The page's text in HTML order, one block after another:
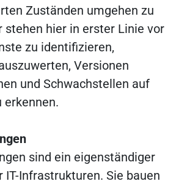
Zuständen umgehen zu
stehen hier in erster Linie vor
zu identifizieren,
Versionen
und Schwachstellen auf
erkennen.
sind ein eigenständiger
IT-Infrastrukturen. Sie bauen